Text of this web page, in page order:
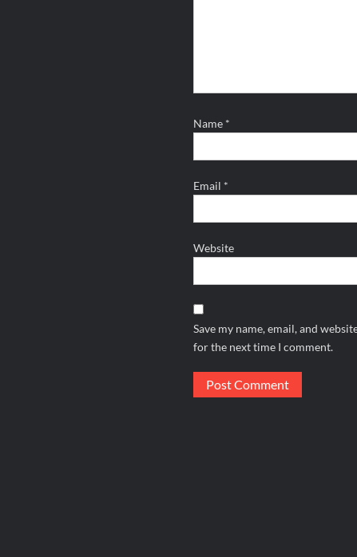
Name *
Email *
Website
Save my name, email, and
for the next time I comment.